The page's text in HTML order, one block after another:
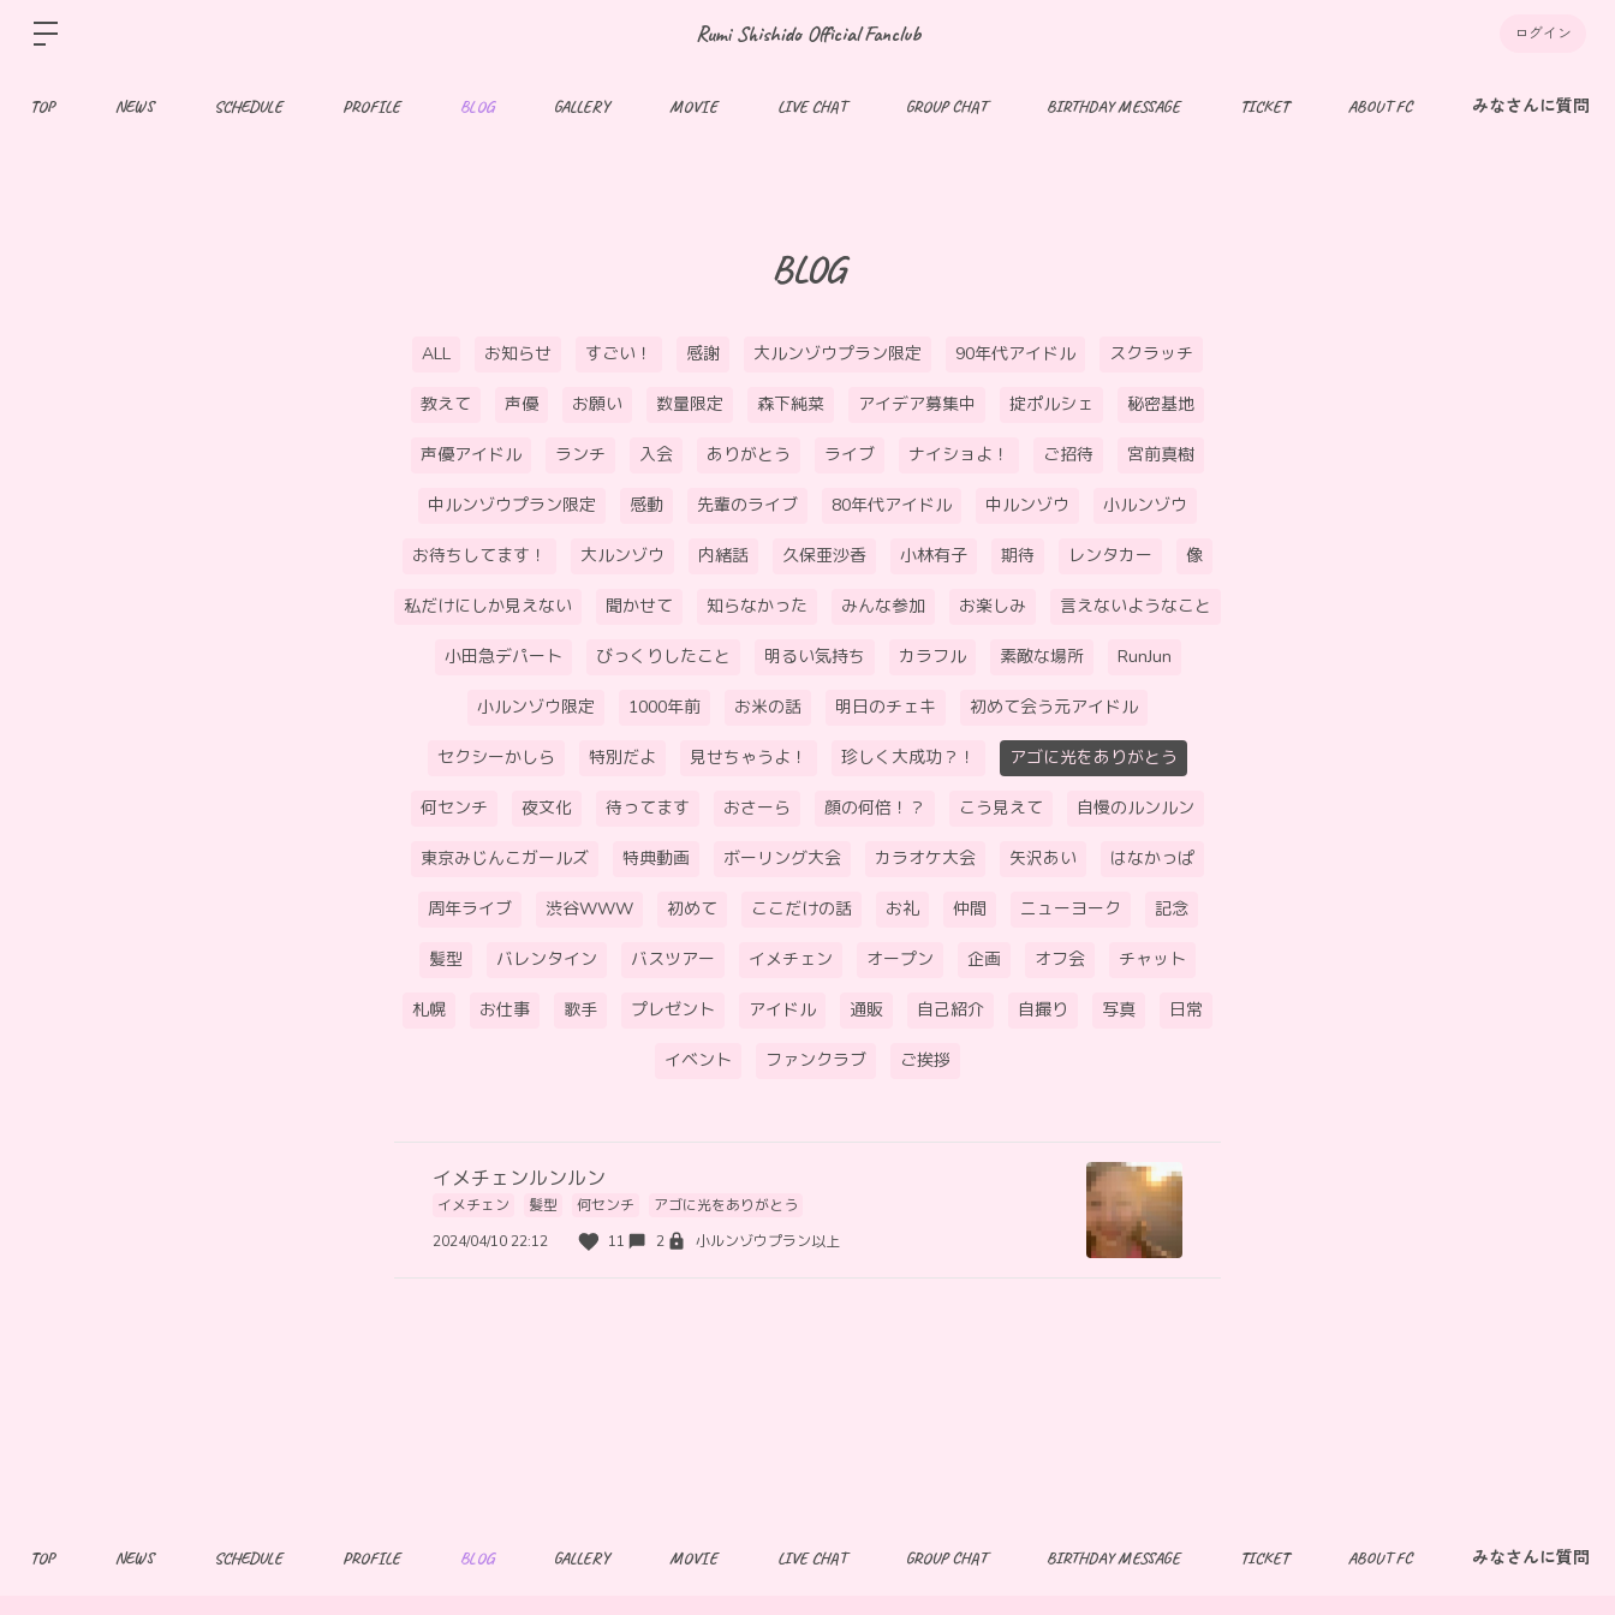
Rumi Shishido Official Fanclub ログイン
TOP NEWS SCHEDULE PROFILE BLOG GALLERY MOVIE LIVE CHAT GROUP CHAT BIRTHDAY MESSAGE TICKET ABOUT FC みなさんに質問
BLOG
ALL お知らせ すごい！ 感謝 大ルンゾウプラン限定 90年代アイドル スクラッチ
教えて 声優 お願い 数量限定 森下純菜 アイデア募集中 掟ポルシェ 秘密基地
声優アイドル ランチ 入会 ありがとう ライブ ナイショよ！ ご招待 宮前真樹
中ルンゾウプラン限定 感動 先輩のライブ 80年代アイドル 中ルンゾウ 小ルンゾウ
お待ちしてます！ 大ルンゾウ 内緒話 久保亜沙香 小林有子 期待 レンタカー 像
私だけにしか見えない 聞かせて 知らなかった みんな参加 お楽しみ 言えないようなこと
小田急デパート びっくりしたこと 明るい気持ち カラフル 素敵な場所 RunJun
小ルンゾウ限定 1000年前 お米の話 明日のチェキ 初めて会う元アイドル
セクシーかしら 特別だよ 見せちゃうよ！ 珍しく大成功？！ アゴに光をありがとう
何センチ 夜文化 待ってます おさーら 顔の何倍！？ こう見えて 自慢のルンルン
東京みじんこガールズ 特典動画 ボーリング大会 カラオケ大会 矢沢あい はなかっぱ
周年ライブ 渋谷WWW 初めて ここだけの話 お礼 仲間 ニューヨーク 記念
髪型 バレンタイン バスツアー イメチェン オープン 企画 オフ会 チャット
札幌 お仕事 歌手 プレゼント アイドル 通販 自己紹介 自撮り 写真 日常
イベント ファンクラブ ご挨拶
イメチェンルンルン
イメチェン 髪型 何センチ
アゴに光をありがとう
2024/04/10 22:12
11 2 小ルンゾウプラン以上
TOP NEWS SCHEDULE PROFILE BLOG GALLERY MOVIE LIVE CHAT GROUP CHAT BIRTHDAY MESSAGE TICKET ABOUT FC みなさんに質問